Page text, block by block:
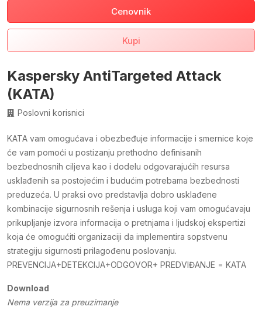
Cenovnik
Kupi
Kaspersky AntiTargeted Attack
(KATA)
Poslovni korisnici
KATA vam omogućava i obezbeđuje informacije i smernice koje
će vam pomoći u postizanju prethodno definisanih
bezbednosnih ciljeva kao i dodelu odgovarajućih resursa
usklađenih sa postojećim i budućim potrebama bezbednosti
preduzeća. U praksi ovo predstavlja dobro usklađene
kombinacije sigurnosnih rešenja i usluga koji vam omogućavaju
prikupljanje izvora informacija o pretnjama i ljudskoj ekspertizi
koja će omogućiti organizaciji da implementira sopstvenu
strategiju sigurnosti prilagođenu poslovanju.
PREVENCIJA+DETEKCIJA+ODGOVOR+ PREDVIĐANJE = KATA
Download
Nema verzija za preuzimanje